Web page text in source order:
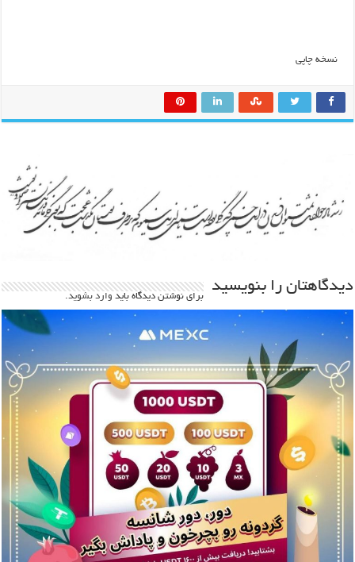
نسخه چاپی
دیدگاهتان را بنویسید
برای نوشتن دیدگاه باید وارد بشوید.